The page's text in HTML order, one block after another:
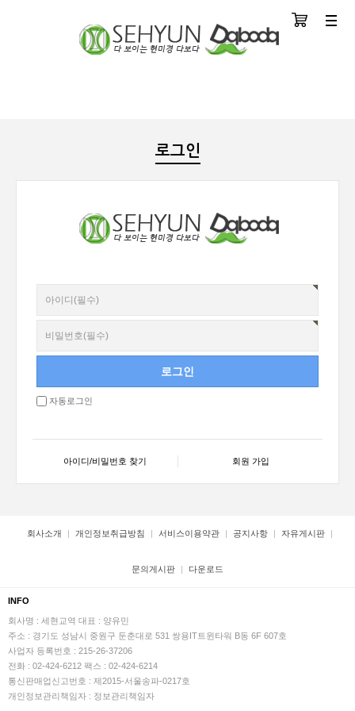
분류
로그인
자동로그인
아이디/비밀번호 찾기 회원 가입
회사소개 개인정보취급방침 서비스이용약관 공지사항 자유게시판
문의게시판 다운로드
INFO
회사명 : 세현교역 대표 : 양유민
주소 : 경기도 성남시 중원구 둔춘대로 531 쌍용IT트윈타워 B동 6F 607호
사업자 등록번호 : 215-26-37206
전화 : 02-424-6212 팩스 : 02-424-6214
통신판매업신고번호 : 제2015-서울송파-0217호
개인정보관리책임자 : 정보관리책임자